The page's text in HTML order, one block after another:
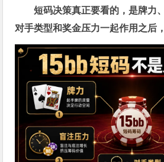
短码决策真正要看的，是牌力
对手类型和奖金压力一起作用之后